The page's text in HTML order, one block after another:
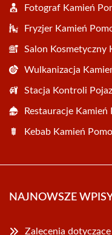
Fotograf Kamień
Fryzjer Kamień
Salon Kosmetyczny
Wulkanizacja
Stacja Kontroli
Restauracje Kamień
Kebab Kamień
NAJNOWSZE
Zalecenia